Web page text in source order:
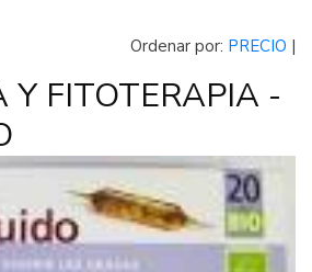
Ordenar por: PRECIO |
Y FITOTERAPIA -